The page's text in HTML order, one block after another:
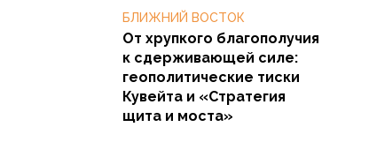
БЛИЖНИЙ ВОСТОК
От хрупкого благополучия
к сдерживающей силе:
геополитические тиски
Кувейта и «Стратегия
щита и моста»